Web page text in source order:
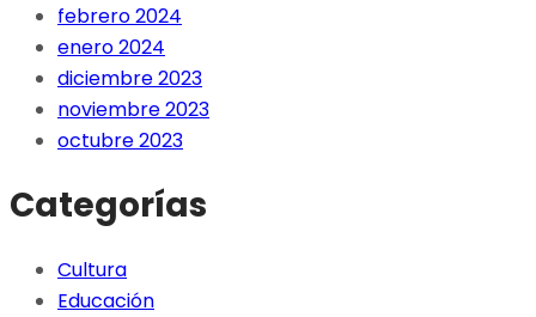
febrero 2024
enero 2024
diciembre 2023
noviembre 2023
octubre 2023
Categorías
Cultura
Educación